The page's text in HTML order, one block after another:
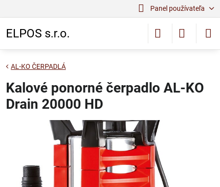
Panel používateľa
ELPOS s.r.o.
AL-KO ČERPADLÁ
Kalové ponorné čerpadlo AL-KO
Drain 20000 HD